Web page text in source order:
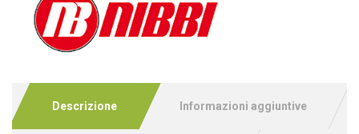
Descrizione Informazioni aggiuntive